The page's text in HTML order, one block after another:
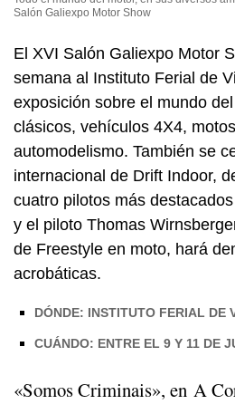
Salón Galiexpo Motor Show
El XVI Salón Galiexpo Motor
semana al Instituto Ferial de
exposición sobre el mundo
clásicos, vehículos 4X4,
automodelismo. También se
internacional de Drift Indoor,
cuatro pilotos más
y el piloto Thomas
de Freestyle en moto, hará
acrobáticas.
DÓNDE: INSTITUTO FERIAL DE
CUÁNDO: ENTRE EL 9 Y 11 DE
«Somos Criminais», en A